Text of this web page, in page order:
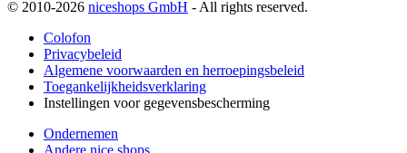
© 2010-2026 niceshops GmbH - All rights reserved.
Colofon
Privacybeleid
Algemene voorwaarden en herroepingsbeleid
Toegankelijkheidsverklaring
Instellingen voor gegevensbescherming
Ondernemen